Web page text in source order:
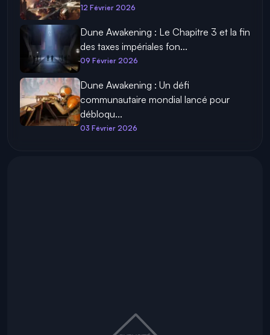
12 Février 2026
Dune Awakening : Le Chapitre 3 et la fin
des taxes impériales fon...
09 Février 2026
Dune Awakening : Un défi
communautaire mondial lancé pour
débloqu...
03 Février 2026